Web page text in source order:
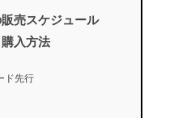
売スケジュール
入方法
ド先行